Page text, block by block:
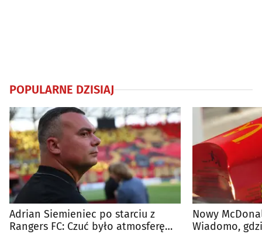
POPULARNE DZISIAJ
Adrian Siemieniec po starciu z
Rangers FC: Czuć było atmosferę
Nowy
Wiadomo,